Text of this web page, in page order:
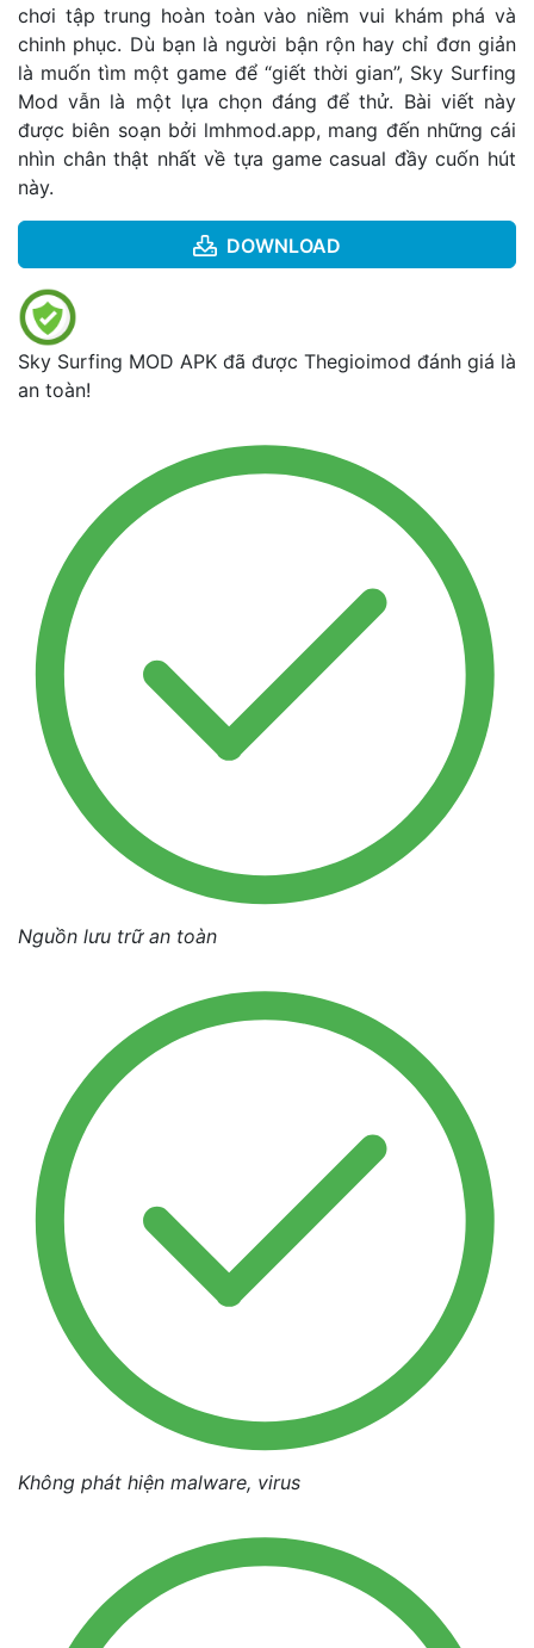
chơi tập trung hoàn toàn vào niềm vui khám phá và
chinh phục. Dù bạn là người bận rộn hay chỉ đơn giản
là muốn tìm một game để “giết thời gian”, Sky Surfing
Mod vẫn là một lựa chọn đáng để thử. Bài viết này
được biên soạn bởi lmhmod.app, mang đến những cái
nhìn chân thật nhất về tựa game casual đầy cuốn hút
này.
DOWNLOAD
Sky Surfing MOD APK đã được Thegioimod đánh giá là
an toàn!
Nguồn lưu trữ an toàn
Không phát hiện malware, virus